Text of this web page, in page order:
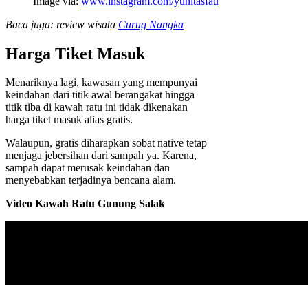
Baca juga: review wisata Curug Nangka
Harga Tiket Masuk
Menariknya lagi, kawasan yang mempunyai
keindahan dari titik awal berangakat hingga
titik tiba di kawah ratu ini tidak dikenakan
harga tiket masuk alias gratis.
Walaupun, gratis diharapkan sobat native tetap
menjaga jebersihan dari sampah ya. Karena,
sampah dapat merusak keindahan dan
menyebabkan terjadinya bencana alam.
Video Kawah Ratu Gunung Salak